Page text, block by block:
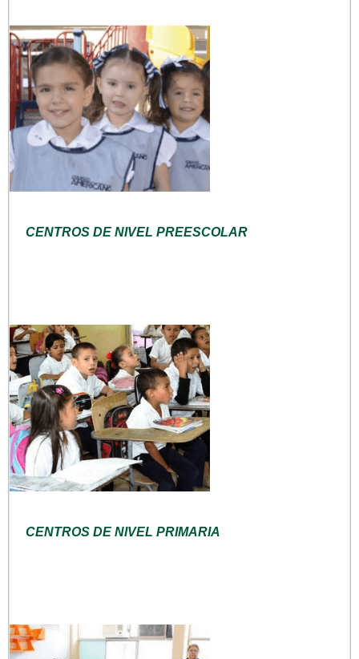
CENTROS DE NIVEL PREESCOLAR
CENTROS DE NIVEL PRIMARIA